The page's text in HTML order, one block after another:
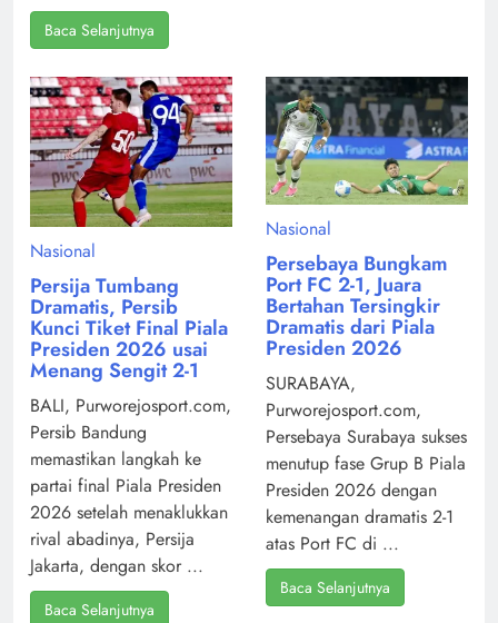
Baca Selanjutnya
Nasional
Persija Tumbang
Dramatis, Persib
Kunci Tiket Final Piala
Presiden 2026 usai
Menang Sengit 2-1
BALI, Purworejosport.com,
Persib Bandung
memastikan langkah ke
partai final Piala Presiden
2026 setelah menaklukkan
rival abadinya, Persija
Jakarta, dengan skor ...
Baca Selanjutnya
Nasional
Persebaya Bungkam
Port FC 2-1, Juara
Bertahan Tersingkir
Dramatis dari Piala
Presiden 2026
SURABAYA,
Purworejosport.com,
Persebaya Surabaya sukses
menutup fase Grup B Piala
Presiden 2026 dengan
kemenangan dramatis 2-1
atas Port FC di ...
Baca Selanjutnya